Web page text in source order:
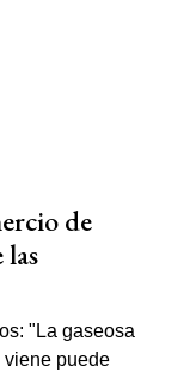
de